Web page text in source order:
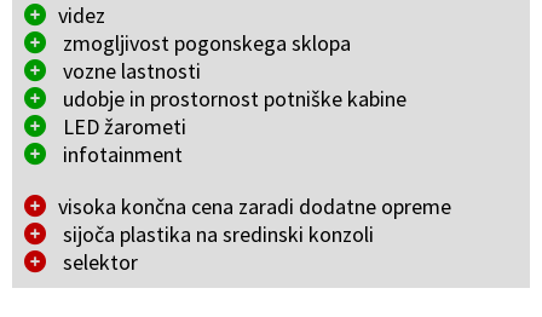
videz
zmogljivost pogonskega sklopa
vozne lastnosti
udobje in prostornost potniške kabine
LED žarometi
infotainment
visoka končna cena zaradi dodatne opreme
sijoča plastika na sredinski konzoli
selektor